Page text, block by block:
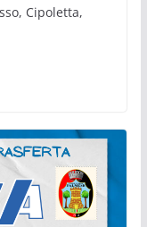
Cipoletta,